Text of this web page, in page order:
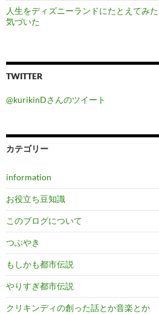
人生をディズニーランドにたとえてみ
気づいた
TWITTER
@kurikinDさんのツイート
カテゴリー
information
お役立ち豆知識
このブログについて
つぶやき
もしかも都市伝説
やりすぎ都市伝説
クリキンディの創った話とか音楽とか